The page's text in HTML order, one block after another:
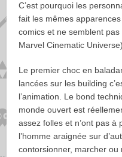
C’est pourquoi les
fait les mêmes
comics et ne semblent
Marvel Cinematic
Le premier choc en
lancées sur les building
l’animation. Le bond
monde ouvert est
assez folles et n’ont pas
l’homme araignée sur
contorsionner, marcher ou